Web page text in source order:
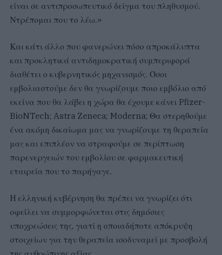
είναι σε αντιπροσωπευτικό δείγμα του πληθυσμού.
Ντρέπομαι που το λέω.»
Και κάτι άλλο που φανερώνει πόσο απροκάλυπτα
και προκλητικά αντιδημοκρατική συμπεριφορά
διαθέτει ο κυβερνητικός μηχανισμός. Όσοι
εμβολιαστούμε δεν θα γνωρίζουμε ποιο εμβόλιο από
εκείνα που θα λάβει η χώρα θα έχουμε κάνει Pfizer-
BioNTech; Astra Zeneca; Moderna; Θα στερηθούμε
ένα ακόμη δικαίωμα μας να γνωρίζουμε τη θεραπεία
μας και επιπλέον να στραφούμε σε περίπτωση
παρενεργειών του εμβολίου σε φαρμακευτική
εταιρεία που το παρήγαγε.
Η ελληνική κυβέρνηση θα πρέπει να γνωρίζει ότι
οφείλει να συμμορφώνεται στις δημόσιες
υποχρεώσεις της, γιατί η οποιαδήποτε απόκρυψη
στοιχείων για την θεραπεία ισοδυναμεί με προσβολή